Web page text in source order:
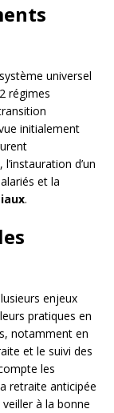
universel
régimes
initialement
d’un
et la
.
enjeux
pratiques en
notamment en
et le suivi des
les
retraite anticipée
à la bonne